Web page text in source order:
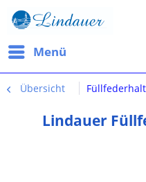
Menü
Übersicht
Lindauer